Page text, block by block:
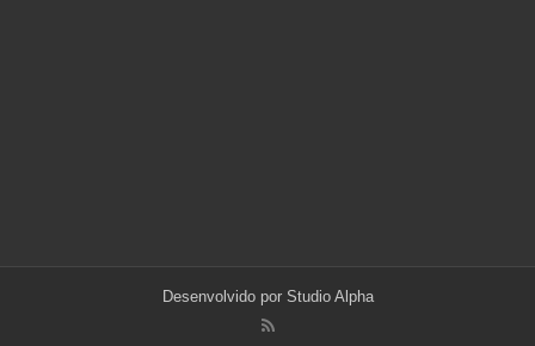
Desenvolvido por Studio Alpha